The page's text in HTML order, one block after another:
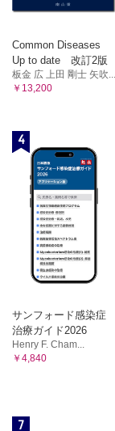
Common Diseases
Up to date 改訂2版
板金 広 上田 剛士 矢吹...
￥13,200
4
サンフォード感染症
治療ガイド2026
Henry F. Cham...
￥4,840
7